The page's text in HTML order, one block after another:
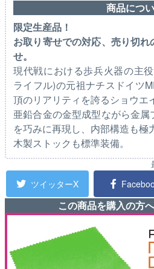
商品につ
限定生産品！
お取り寄せでの対応、売り切
せ。
現代戦における歩兵火器の主
ライフル)の元祖ナチスドイツ
頂のリアリティを誇るショウエ
亜鉛合金の金型成型ながら金
を巧みに再現し、内部構造も極
木製ストックも標準装備。
ツイッターX
この商品を購入の方